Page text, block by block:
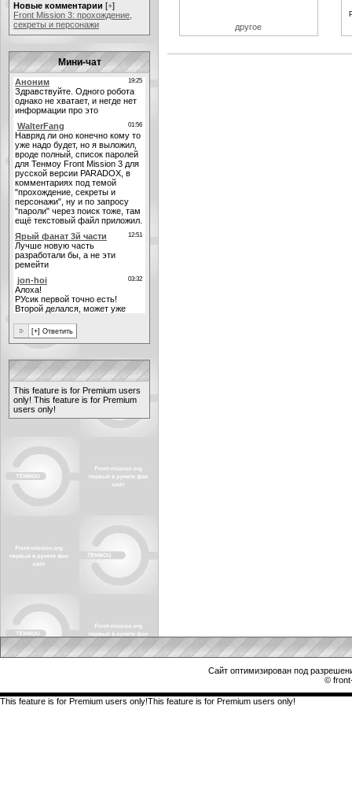
Новые комментарии [+]
Front Mission 3: прохождение,
секреты и персонажи
Мини-чат
This feature is for Premium users
only! This feature is for Premium
users only!
другое
Сайт оптимизирован под
©
This feature is for Premium users only!This feature is for Premium users only!